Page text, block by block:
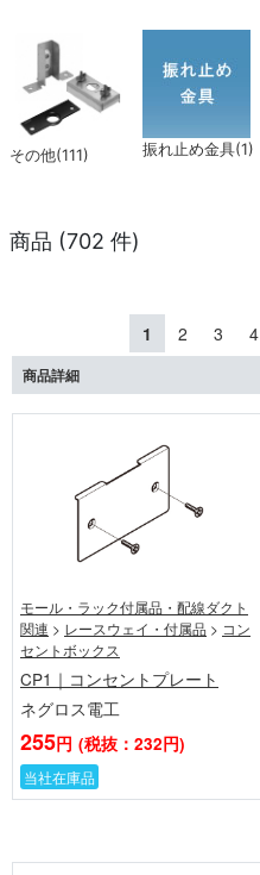
その他(111) 振れ止め金具(1)
商品 (702 件)
1 2 3 4
商品詳細
モール・ラック付属品・配線ダクト
関連 > レースウェイ・付属品 > コン
セントボックス
CP1｜コンセントプレート
ネグロス電工
255円 (税抜：232円)
当社在庫品